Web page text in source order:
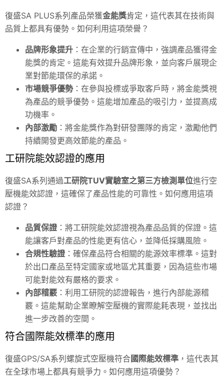
復盛SA PLUS系列產品榮獲金能獎肯定，這代表其在技術與
品質上都具有優勢。如何利用這項榮譽？
品牌形象提升 ：在企業的行銷宣傳中，強調產品獲得金
能獎的肯定。這能有效提升品牌形象，並向客戶展現企
業對節能環保的承諾。
市場競爭優勢：在參與投標或爭取客戶時，將金能獎視
為產品的競爭優勢。這能增加產品的吸引力，並提高成
功機率。
內部激勵 ：將金能獎作為對研發團隊的肯定，激勵他們
持續開發更高效節能的產品。
工研院能效認證的應用
復盛SA系列通過工研院TUV實驗室之第三方檢測單位進行空
壓機能效認證，這確保了產品性能的可靠性。如何應用這項
認證？
品質保證 ：將工研院能效認證視為產品品質的保證。這
能讓客戶對產品的性能更有信心，並降低採購風險。
合規性驗證 ：確保產品符合相關的能源效率標準。這對
於出口產品至特定國家或地區尤其重要，因為這些市場
可能對能效有嚴格的要求。
內部稽覈 ：利用工研院的認證報告，進行內部能源稽
覈。這能幫助企業瞭解空壓機的實際能耗表現，並找出
進一步改善的空間。
符合國際能效標準的應用
復盛GPS/SA系列螺旋式空壓機符合國際能效標準 ，這代表其
在全球市場上都具有競爭力。如何應用這項優勢？